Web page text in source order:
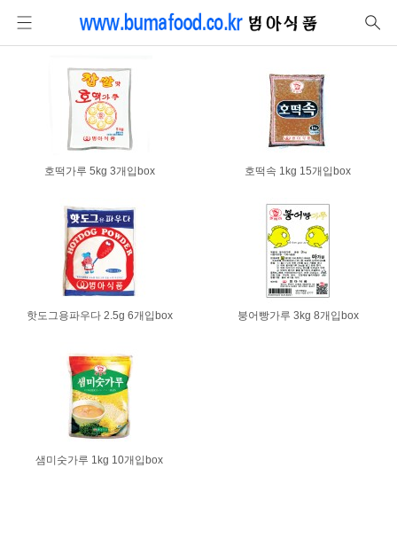
호떡가루 5kg 3개입box 호떡속 1kg 15개입box
핫도그용파우다 2.5g 6개입box 붕어빵가루 3kg 8개입box
샘미숫가루 1kg 10개입box